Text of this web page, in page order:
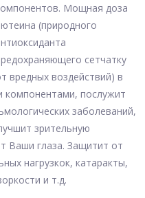
Мощная доза
(природного
сетчатку
вредных воздействий) в
компонентами, послужит
заболеваний,
зрительную
Ваши глаза. Защитит от
нагрузкок, катаракты,
и т.д.